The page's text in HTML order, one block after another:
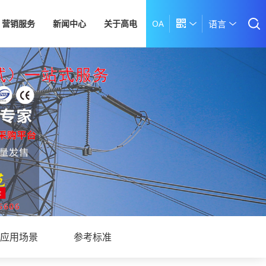
营销服务 新闻中心 关于高电 OA  语言
应用场景 参考标准